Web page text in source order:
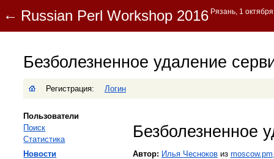
Безболезненное удаление
Регистрация: Логин
Пользователи
Поиск
Статистика
Новости
Безболезненное
Автор: Илья Чесноковиз